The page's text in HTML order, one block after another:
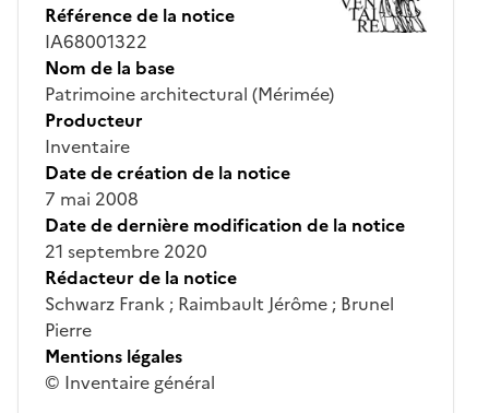
Référence de la notice
IA68001322
Nom de la base
Patrimoine architectural (Mérimée)
Producteur
Inventaire
Date de création de la notice
7 mai 2008
Date de dernière modification de la notice
21 septembre 2020
Rédacteur de la notice
Schwarz Frank ; Raimbault Jérôme ; Brunel
Pierre
Mentions légales
© Inventaire général